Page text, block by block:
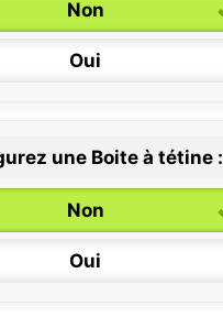
6 / 36 mois
Non
Oui
une Boite à tétine :
Non
Oui